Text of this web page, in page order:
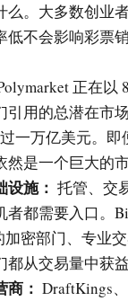
么。大多数创业
低不会影响彩票
正在以
引用的总潜在市
一万亿美元。即
是一个巨大的市
施： 托管、交
都需要入口。
加密部门、专业
从交易量中获益
： DraftKings